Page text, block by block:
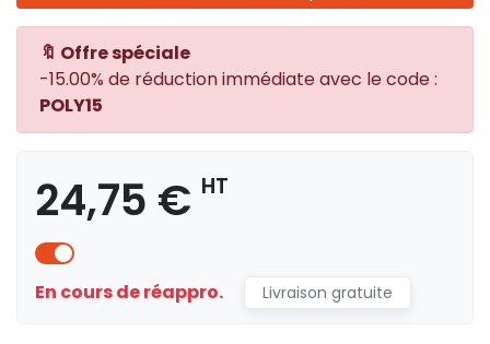
🔖 Offre spéciale
-15.00% de réduction immédiate avec le code :
POLY15
24,75 € HT
En cours de réappro. Livraison gratuite